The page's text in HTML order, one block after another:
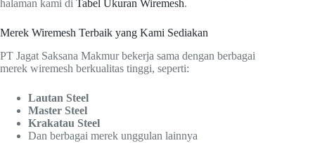
halaman kami di Tabel Ukuran Wiremesh.
Merek Wiremesh Terbaik yang Kami Sediakan
PT Jagat Saksana Makmur bekerja sama dengan berbagai
merek wiremesh berkualitas tinggi, seperti:
Lautan Steel
Master Steel
Krakatau Steel
Dan berbagai merek unggulan lainnya